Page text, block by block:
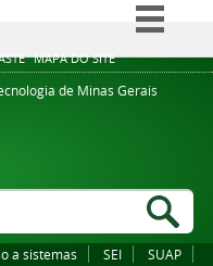
MAPA DO SITE
Simplifique!
Comunica BR
Legislação
de Minas Gerais
a sistemas SEI
SUAP